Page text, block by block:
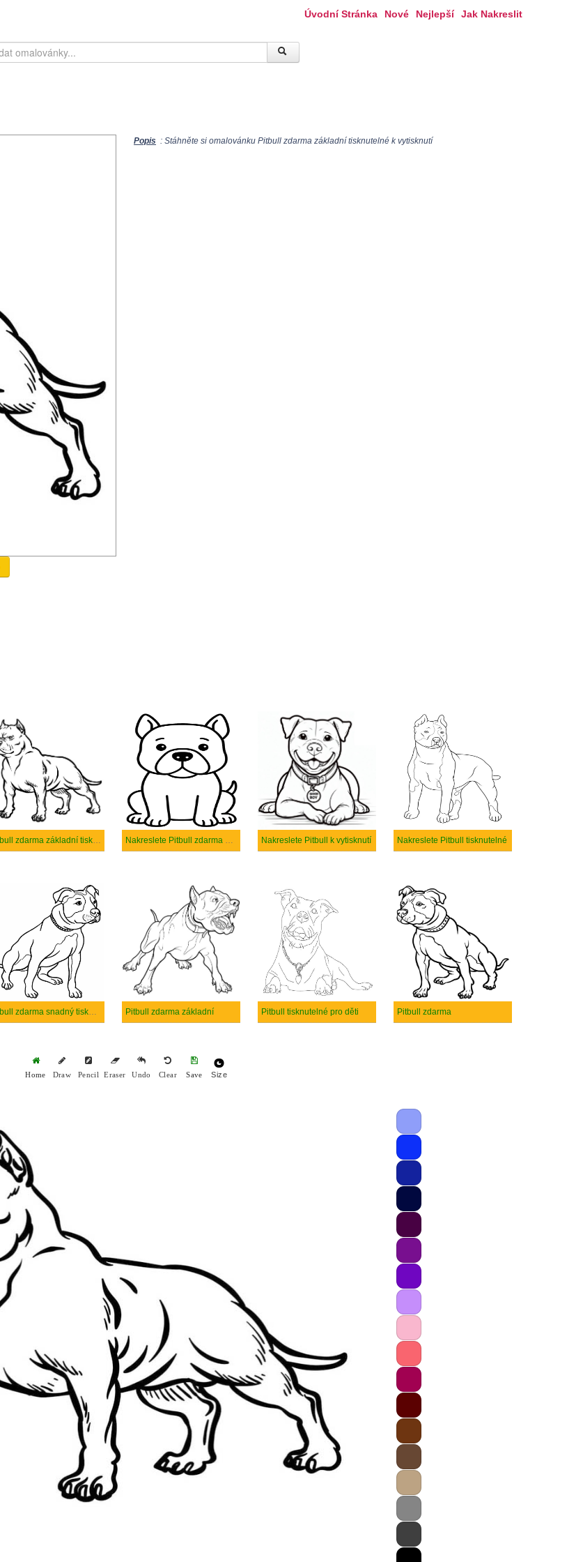
Úvodní Stránka Nové Nejlepší Jak Nakreslit
Popis : Stáhněte si omalovánku Pitbull zdarma základní tisknutelné k vytisknutí
Pitbull zdarma základní tisknutelné Nakreslete Pitbull zdarma základní tisknutelné Nakreslete Pitbull k vytisknutí Nakreslete Pitbull tisknutelné
Pitbull zdarma snadný tisknutelné Pitbull zdarma základní Pitbull tisknutelné pro děti Pitbull zdarma
Home Draw Pencil Eraser Undo Clear Save Size